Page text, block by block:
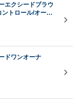
エクシードブラウ
トロール/オート
アコン/キーレス/
グ・
ドワンオーナ